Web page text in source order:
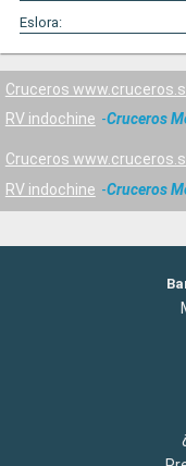
Eslora:
Cruceros
RV indochine
Cruceros
Cruceros
RV indochine
Cruceros